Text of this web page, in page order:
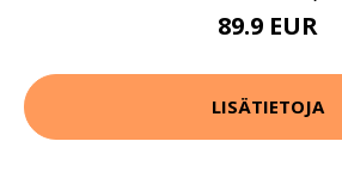
89.9 EUR
LISÄTIETOJA